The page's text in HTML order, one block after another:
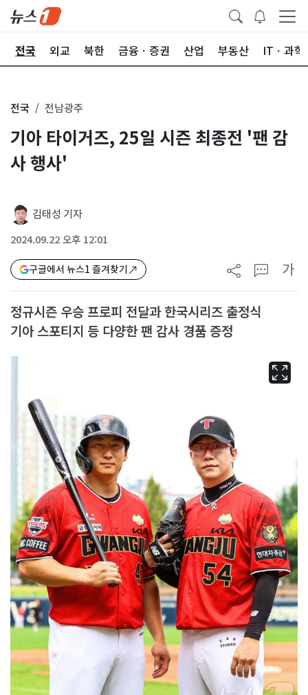
전국 외교 북한 금융ㆍ증권 산업 부동산 ITㆍ과학
전국 전남광주
기아 타이거즈, 25일 시즌 최종전 '팬 감
사 행사'
김태성 기자
2024.09.22 오후 12:01
구글에서 뉴스1 즐겨찾기 가
정규시즌 우승 프로피 전달과 한국시리즈 출정식
기아 스포티지 등 다양한 팬 감사 경품 증정